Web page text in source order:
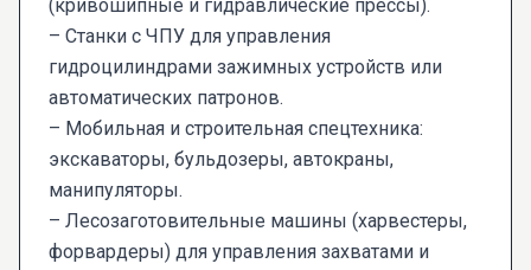
(кривошипные и гидравлические прессы).
– Станки с ЧПУ для управления
гидроцилиндрами зажимных устройств или
автоматических патронов.
– Мобильная и строительная спецтехника:
экскаваторы, бульдозеры, автокраны,
манипуляторы.
– Лесозаготовительные машины (харвестеры,
форвардеры) для управления захватами и